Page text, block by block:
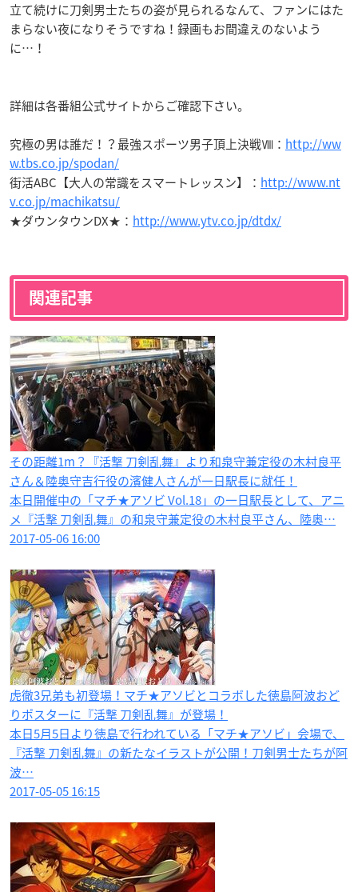
立て続けに刀剣男士たちの姿が見られるなんて、ファンにはた
まらない夜になりそうですね！録画もお間違えのないよう
に…！
詳細は各番組公式サイトからご確認下さい。
究極の男は誰だ！？最強スポーツ男子頂上決戦Ⅷ： http://ww
w.tbs.co.jp/spodan/
街活ABC【大人の常識をスマートレッスン】： http://www.nt
v.co.jp/machikatsu/
★ダウンタウンDX★： http://www.ytv.co.jp/dtdx/
関連記事
その距離1m？『活撃 刀剣乱舞』より和泉守兼定役の木村良平
さん＆陸奥守吉行役の濱健人さんが一日駅長に就任！
本日開催中の「マチ★アソビ Vol.18」の一日駅長として、アニ
メ『活撃 刀剣乱舞』の和泉守兼定役の木村良平さん、陸奥…
2017-05-06 16:00
虎徹3兄弟も初登場！マチ★アソビとコラボした徳島阿波おど
りポスターに『活撃 刀剣乱舞』が登場！
本日5月5日より徳島で行われている「マチ★アソビ」会場で、
『活撃 刀剣乱舞』の新たなイラストが公開！刀剣男士たちが阿
波…
2017-05-05 16:15